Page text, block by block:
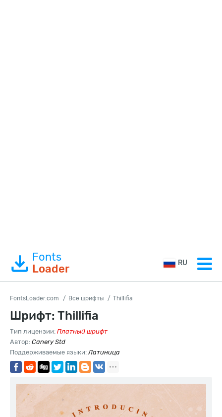
Fonts
Loader
RU
FontsLoader.com Все шрифты Thillifia
Шрифт: Thillifia
Тип лицензии: Платный шрифт
Автор: Canery Std
Поддерживаемые языки:Латиница